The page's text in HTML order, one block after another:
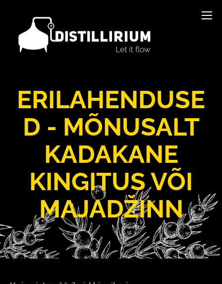
ERILAHENDUSE
D - MÕNUSALT
KADAKANE
KINGITUS VÕI
MAJADŽINN